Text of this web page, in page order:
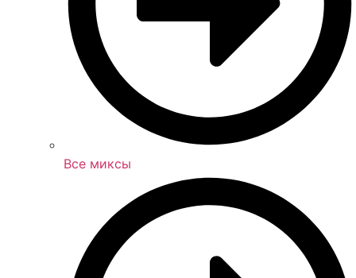
Все миксы